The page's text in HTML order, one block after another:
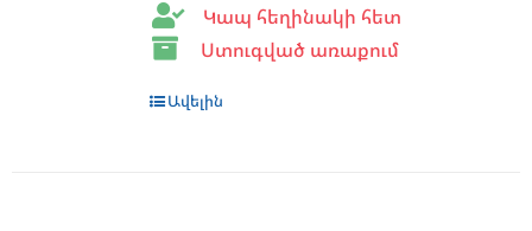
Կապ հեղինակի հետ
Ստուգված առաքում
Ավելին